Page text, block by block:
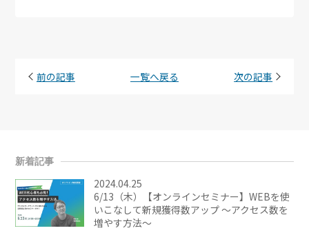
前の記事 一覧へ戻る 次の記事
新着記事
2024.04.25
6/13（木）【オンラインセミナー】WEBを使
いこなして新規獲得数アップ ～アクセス数を
増やす方法～